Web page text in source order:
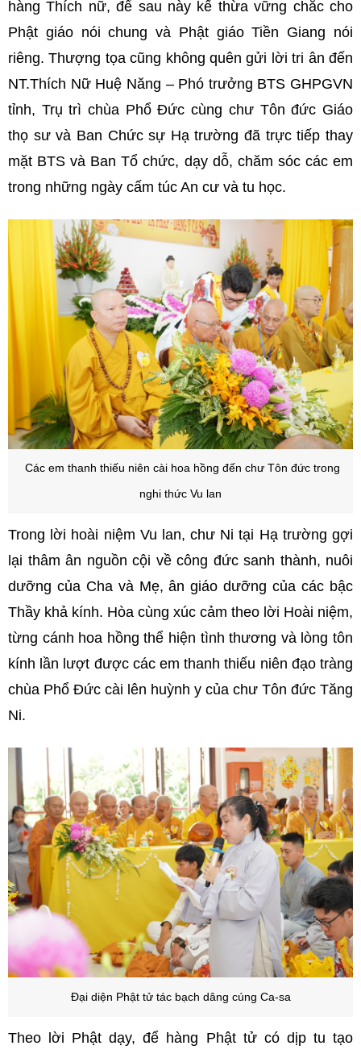
hàng Thích nữ, để sau này kế thừa vững chắc cho
Phật giáo nói chung và Phật giáo Tiền Giang nói
riêng. Thượng tọa cũng không quên gửi lời tri ân đến
NT.Thích Nữ Huệ Năng – Phó trưởng BTS GHPGVN
tỉnh, Trụ trì chùa Phổ Đức cùng chư Tôn đức Giáo
thọ sư và Ban Chức sự Hạ trường đã trực tiếp thay
mặt BTS và Ban Tổ chức, dạy dỗ, chăm sóc các em
trong những ngày cấm túc An cư và tu học.
Các em thanh thiếu niên cài hoa hồng đến chư Tôn đức trong
nghi thức Vu lan
Trong lời hoài niệm Vu lan, chư Ni tại Hạ trường gợi
lại thâm ân nguồn cội về công đức sanh thành, nuôi
dưỡng của Cha và Mẹ, ân giáo dưỡng của các bậc
Thầy khả kính. Hòa cùng xúc cảm theo lời Hoài niệm,
từng cánh hoa hồng thể hiện tình thương và lòng tôn
kính lần lượt được các em thanh thiếu niên đạo tràng
chùa Phổ Đức cài lên huỳnh y của chư Tôn đức Tăng
Ni.
Đại diện Phật tử tác bạch dâng cúng Ca-sa
Theo lời Phật dạy, để hàng Phật tử có dịp tu tạo